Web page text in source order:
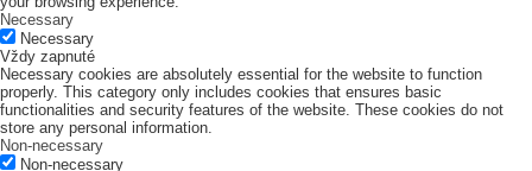
Necessary
Necessary
Vždy zapnuté
Necessary cookies are absolutely essential for the website to function
properly. This category only includes cookies that ensures basic
functionalities and security features of the website. These cookies do not
store any personal information.
Non-necessary
Non-necessary